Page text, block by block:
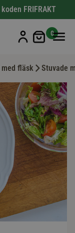
FRIFRAKT
Min
0
med fläsk Stuvade